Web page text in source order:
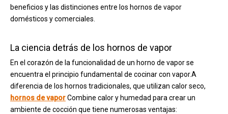
beneficios y las distinciones entre los hornos de vapor
domésticos y comerciales.
La ciencia detrás de los hornos de vapor
En el corazón de la funcionalidad de un horno de vapor se
encuentra el principio fundamental de cocinar con vapor.A
diferencia de los hornos tradicionales, que utilizan calor seco,
hornos de vaporCombine calor y humedad para crear un
ambiente de cocción que tiene numerosas ventajas: